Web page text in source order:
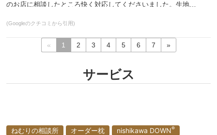
のお店に相談したところ快く対応してくださいました。生地が
していただきました。仕上がりを見て、布団を大切に扱ってく
ださったことが伝わってきて、とても嬉しかったです。購入し
た商品ではないにもかかわらず親身に対応してくださり、本当
たいと思います。ありがとうございました。
(Googleのクチコミから引用)
« 1 2 3 4 5 6 7 »
サービス
ねむりの相談所 オーダー枕 nishikawa DOWN®